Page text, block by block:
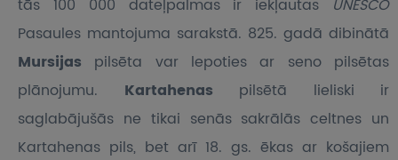
tās 100 000 dateļpalmas ir iekļautas UNESCO
Pasaules mantojuma sarakstā. 825. gadā dibinātā
Mursijas pilsēta var lepoties ar seno pilsētas
plānojumu. Kartahenas pilsētā lieliski ir
saglabājušās ne tikai senās sakrālās celtnes un
Kartahenas pils, bet arī 18. gs. ēkas ar košajiem